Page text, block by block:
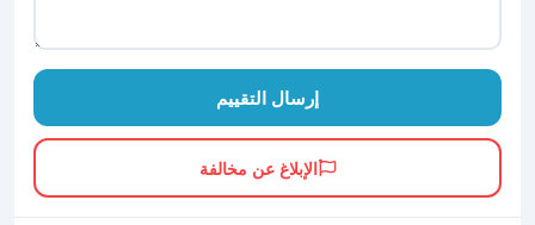
إرسال التقييم
الإبلاغ عن مخالفة